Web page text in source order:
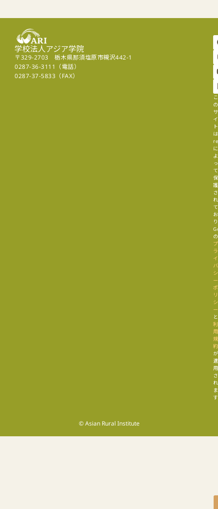
学校法人アジア学院
〒329-2703 栃木県那須塩原市槻沢442-1
0287-36-3111（電話）
0287-37-5833（FAX）
こ
の
サ
イ
ト
は
に
よ
っ
て
保
護
さ
れ
て
お
の
プ
ラ
イ
バ
シ
ー
ポ
リ
シ
ー
と
利
用
規
約
が
適
用
さ
れ
ま
© Asian Rural Institute